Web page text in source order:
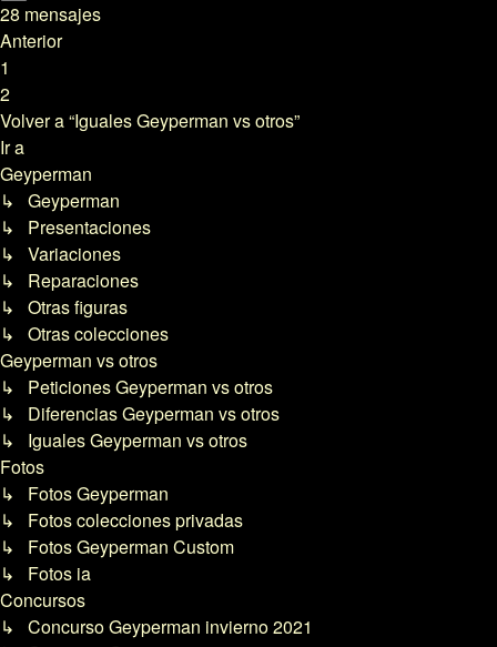
28 mensajes
Anterior
1
2
Volver a “Iguales Geyperman vs otros”
Ir a
Geyperman
↳ Geyperman
↳ Presentaciones
↳ Variaciones
↳ Reparaciones
↳ Otras figuras
↳ Otras colecciones
Geyperman vs otros
↳ Peticiones Geyperman vs otros
↳ Diferencias Geyperman vs otros
↳ Iguales Geyperman vs otros
Fotos
↳ Fotos Geyperman
↳ Fotos colecciones privadas
↳ Fotos Geyperman Custom
↳ Fotos ia
Concursos
↳ Concurso Geyperman invierno 2021